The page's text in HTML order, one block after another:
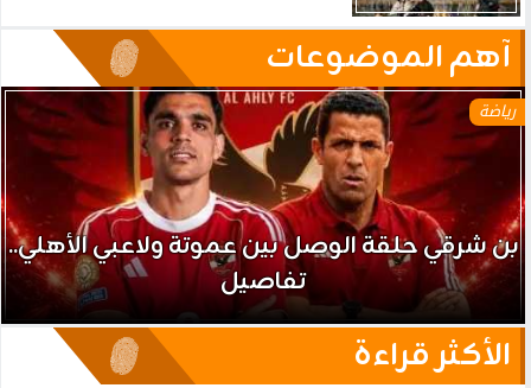
آهم الموضوعات
رياضة
بن شرقي حلقة الوصل بين عموتة ولاعبي الأهلي..
تفاصيل
الأكثر قراءة